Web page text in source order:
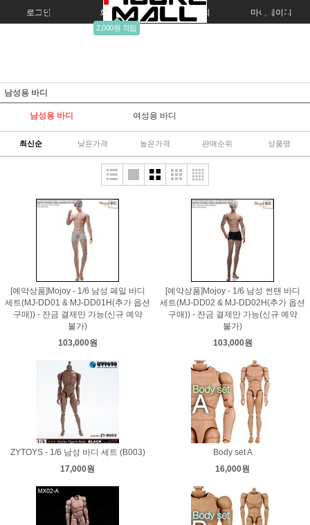
로그인 회원가입
2,000원 적립
주문조회 마이페이지
남성용 바디
남성용 바디 여성용 바디
최신순 낮은가격 높은가격 판매순위 상품명
[예약상품]Mojoy - 1/6 남성 페일 바디
세트(MJ-DD01 & MJ-DD01H(추가 옵션
구매)) - 잔금 결제만 가능(신규 예약
불가)
103,000원
[예약상품]Mojoy - 1/6 남성 썬탠 바디
세트(MJ-DD02 & MJ-DD02H(추가 옵션
구매)) - 잔금 결제만 가능(신규 예약
불가)
103,000원
ZYTOYS - 1/6 남성 바디 세트 (B003)
17,000원
Body set A
16,000원